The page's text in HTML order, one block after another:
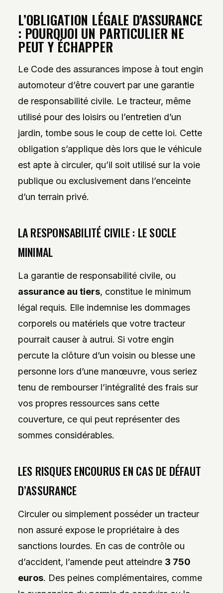
L’OBLIGATION LÉGALE D’ASSURANCE
: POURQUOI UN PARTICULIER NE
PEUT Y ÉCHAPPER
Le Code des assurances impose à tout engin
automoteur d’être couvert par une garantie
de responsabilité civile. Le tracteur, même
utilisé pour des loisirs ou l’entretien d’un
jardin, tombe sous le coup de cette loi. Cette
obligation s’applique dès lors que le véhicule
est apte à circuler, qu’il soit utilisé sur la voie
publique ou exclusivement dans l’enceinte
d’un terrain privé.
LA RESPONSABILITÉ CIVILE : LE SOCLE
MINIMAL
La garantie de responsabilité civile, ou
assurance au tiers, constitue le minimum
légal requis. Elle indemnise les dommages
corporels ou matériels que votre tracteur
pourrait causer à autrui. Si votre engin
percute la clôture d’un voisin ou blesse une
personne lors d’une manœuvre, vous seriez
tenu de rembourser l’intégralité des frais sur
vos propres ressources sans cette
couverture, ce qui peut représenter des
sommes considérables.
LES RISQUES ENCOURUS EN CAS DE DÉFAUT
D’ASSURANCE
Circuler ou simplement posséder un tracteur
non assuré expose le propriétaire à des
sanctions lourdes. En cas de contrôle ou
d’accident, l’amende peut atteindre 3 750
euros. Des peines complémentaires, comme